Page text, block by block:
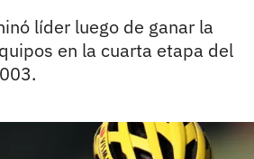
líder luego de ganar la
en la cuarta etapa del